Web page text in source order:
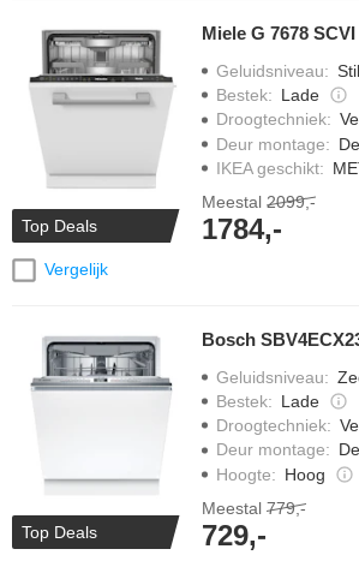
Top Deals
Vergelijk
Miele G 7678
Geluidsniveau:
Bestek: Lade
Droogtechniek:
Deur montage:
IKEA geschikt:
Meestal 2099,-
1784,-
Top Deals
Bosch
Geluidsniveau:
Bestek: Lade
Droogtechniek:
Deur montage:
Hoogte: Hoog
Meestal 779,-
729,-